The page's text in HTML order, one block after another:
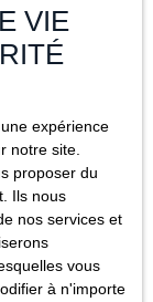
un partenariat
externes.
tenu
publicités
l’éditeur du
et continue
de sa volonté.
VIE
expérience
notre site.
proposer du
Ils nous
nos services et
vous
à n'importe